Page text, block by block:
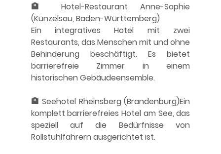
🏨 Hotel-Restaurant Anne-Sophie
(Künzelsau, Baden-Württemberg)
Ein integratives Hotel mit zwei
Restaurants, das Menschen mit und ohne
Behinderung beschäftigt. Es bietet
barrierefreie Zimmer in einem
historischen Gebäudeensemble.
🏨 Seehotel Rheinsberg (Brandenburg)Ein
komplett barrierefreies Hotel am See, das
speziell auf die Bedürfnisse von
Rollstuhlfahrern ausgerichtet ist.